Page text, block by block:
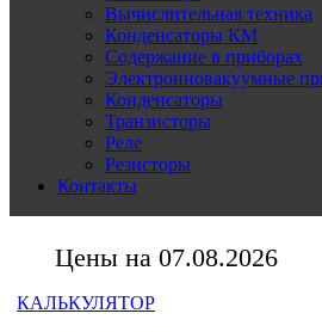
Вычислительная техника
Конденсаторы КМ
Содержание в приборах
Электронновакуумные
Конденсаторы
Транзисторы
Реле
Резисторы
Контакты
Цены на 07.08.2026
КАЛЬКУЛЯТОР